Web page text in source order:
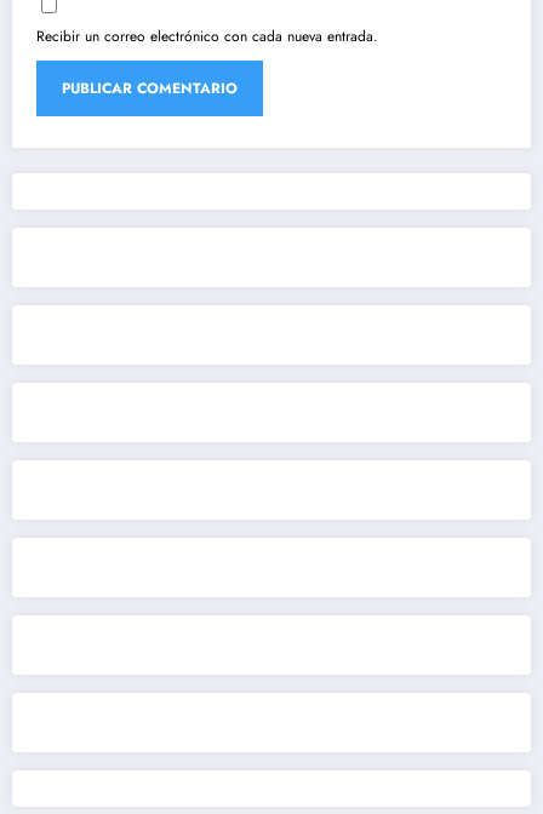
Recibir un correo electrónico con cada nueva entrada.